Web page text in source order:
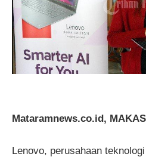
Mataramnews.co.id,
Lenovo, perusahaan